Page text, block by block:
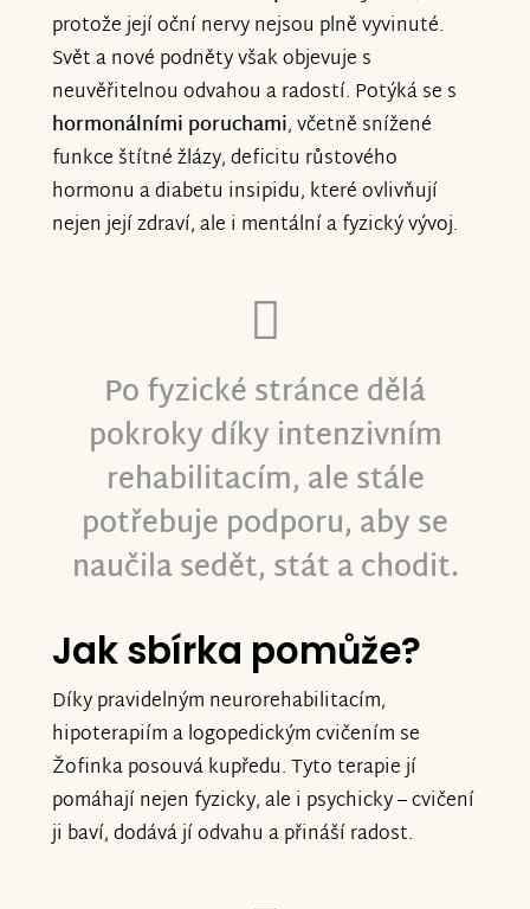
S vděčností,Váš Tým Znesnáze
protože její oční nervy nejsou plně vyvinuté.
Svět a nové podněty však objevuje s
neuvěřitelnou odvahou a radostí. Potýká se s
hormonálními poruchami, včetně snížené
funkce štítné žlázy, deficitu růstového
hormonu a diabetu insipidu, které ovlivňují
nejen její zdraví, ale i mentální a fyzický vývoj.
Po fyzické stránce dělá
pokroky díky intenzivním
rehabilitacím, ale stále
potřebuje podporu, aby se
naučila sedět, stát a chodit.
Jak sbírka pomůže?
Díky pravidelným neurorehabilitacím,
hipoterapiím a logopedickým cvičením se
Žofinka posouvá kupředu. Tyto terapie jí
pomáhají nejen fyzicky, ale i psychicky – cvičení
ji baví, dodává jí odvahu a přináší radost.